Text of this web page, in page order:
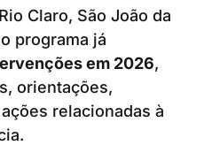
Claro, São João da
programa já
em 2026,
orientações,
relacionadas à